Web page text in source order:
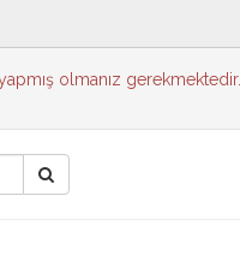
olmanız gerekmektedir.